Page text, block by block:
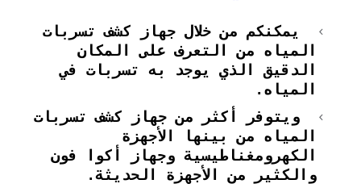
يمكنكم من خلال جهاز كشف تسربات
المياه من التعرف على المكان
الدقيق الذي يوجد به تسربات في
المياه.
ويتوفر أكثر من جهاز كشف تسربات
المياه من بينها الأجهزة
الكهرومغناطيسية وجهاز أكوا فون
والكثير من الأجهزة الحديثة.